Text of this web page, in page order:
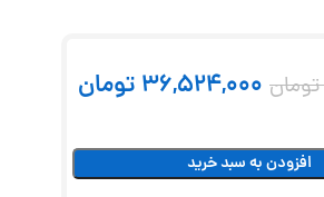
تومان 36,524,000 تومان
افزودن به سبد خرید